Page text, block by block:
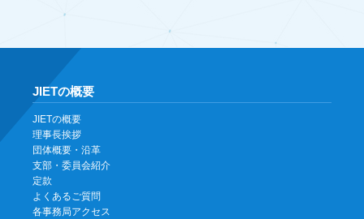
JIETの概要
JIETの概要
理事長挨拶
団体概要・沿革
支部・委員会紹介
定款
よくあるご質問
各事務局アクセス